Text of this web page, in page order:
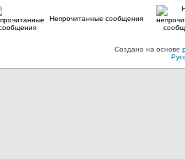
Непрочитанные сообщения
Создано на основе